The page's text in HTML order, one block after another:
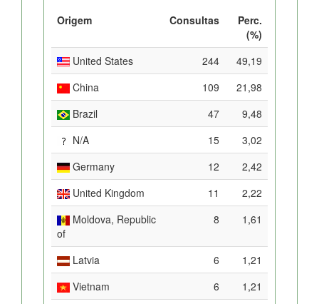
Origem Consultas
Perc.
(%)
United States
244
49,19
China
109
21,98
Brazil
47
9,48
N/A
15
3,02
Germany
12
2,42
United Kingdom
11
2,22
Moldova, Republic
of
8 1,61
Latvia 6
1,21
Vietnam
6
1,21